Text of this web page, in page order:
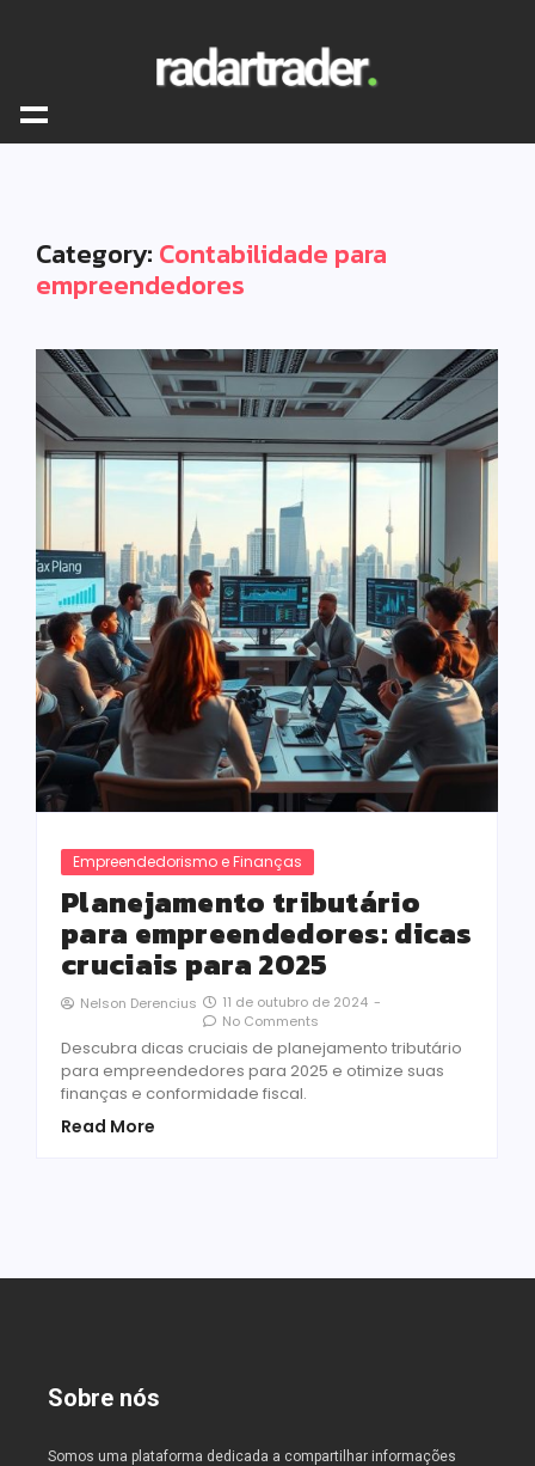
Category: Contabilidade para
empreendedores
Empreendedorismo e Finanças
Planejamento tributário
para empreendedores: dicas
cruciais para 2025
Nelson Derencius 11 de outubro de 2024 -
No Comments
Descubra dicas cruciais de planejamento tributário
para empreendedores para 2025 e otimize suas
finanças e conformidade fiscal.
Read More
Sobre nós
Somos uma plataforma dedicada a compartilhar informações